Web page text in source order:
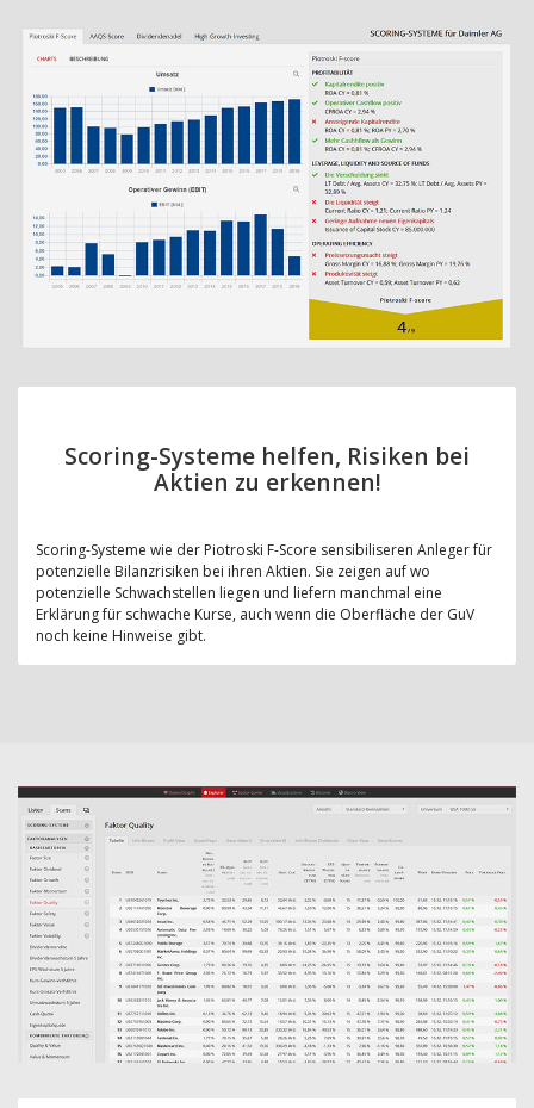
Scoring-Systeme helfen, Risiken bei
Aktien zu erkennen!
Scoring-Systeme wie der Piotroski F-Score sensibiliseren Anleger für
potenzielle Bilanzrisiken bei ihren Aktien. Sie zeigen auf wo
potenzielle Schwachstellen liegen und liefern manchmal eine
Erklärung für schwache Kurse, auch wenn die Oberfläche der GuV
noch keine Hinweise gibt.